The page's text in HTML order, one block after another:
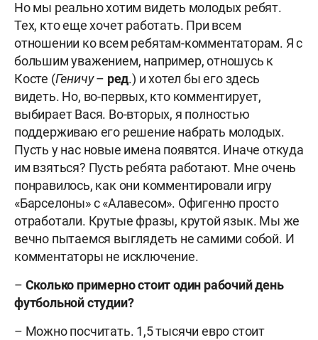
Но мы реально хотим видеть молодых ребят.
Тех, кто еще хочет работать. При всем
отношении ко всем ребятам-комментаторам. Я с
большим уважением, например, отношусь к
Косте (Геничу– ред.) и хотел бы его здесь
видеть. Но, во-первых, кто комментирует,
выбирает Вася. Во-вторых, я полностью
поддерживаю его решение набрать молодых.
Пусть у нас новые имена появятся. Иначе откуда
им взяться? Пусть ребята работают. Мне очень
понравилось, как они комментировали игру
«Барселоны» с «Алавесом». Офигенно просто
отработали. Крутые фразы, крутой язык. Мы же
вечно пытаемся выглядеть не самими собой. И
комментаторы не исключение.
– Сколько примерно стоит один рабочий день
футбольной студии?
– Можно посчитать. 1,5 тысячи евро стоит